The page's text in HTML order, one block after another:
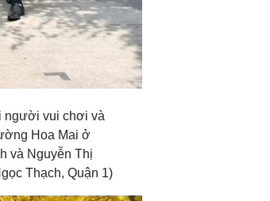
người vui chơi và
Hoa Mai ở
và Nguyễn Thị
Thạch, Quận 1)